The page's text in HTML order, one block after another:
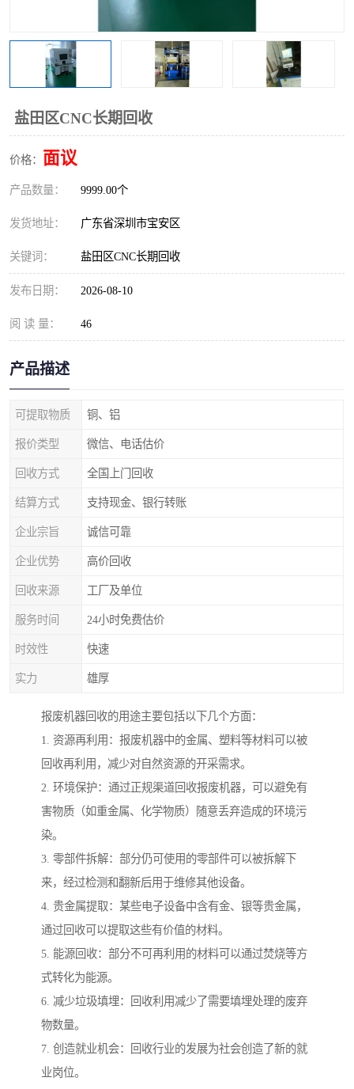
盐田区CNC长期回收
价格： 面议
产品数量： 9999.00个
发货地址： 广东省深圳市宝安区
关键词： 盐田区CNC长期回收
发布日期： 2026-08-10
阅 读 量： 46
产品描述
可提取物质 铜、铝
报价类型 微信、电话估价
回收方式 全国上门回收
结算方式 支持现金、银行转账
企业宗旨 诚信可靠
企业优势 高价回收
回收来源 工厂及单位
服务时间 24小时免费估价
时效性 快速
实力 雄厚
报废机器回收的用途主要包括以下几个方面：
1. 资源再利用：报废机器中的金属、塑料等材料可以被
回收再利用，减少对自然资源的开采需求。
2. 环境保护：通过正规渠道回收报废机器，可以避免有
害物质（如重金属、化学物质）随意丢弃造成的环境污
染。
3. 零部件拆解：部分仍可使用的零部件可以被拆解下
来，经过检测和翻新后用于维修其他设备。
4. 贵金属提取：某些电子设备中含有金、银等贵金属，
通过回收可以提取这些有价值的材料。
5. 能源回收：部分不可再利用的材料可以通过焚烧等方
式转化为能源。
6. 减少垃圾填埋：回收利用减少了需要填埋处理的废弃
物数量。
7. 创造就业机会：回收行业的发展为社会创造了新的就
业岗位。